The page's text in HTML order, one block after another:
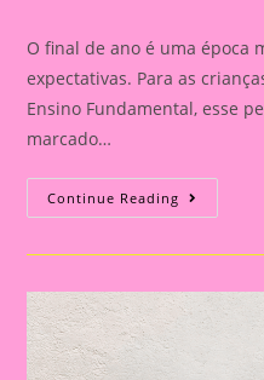
O final de ano é uma época
expectativas. Para as
Ensino Fundamental, esse
marcado…
Continue Reading
De
Ano
Para
Crianças
Na